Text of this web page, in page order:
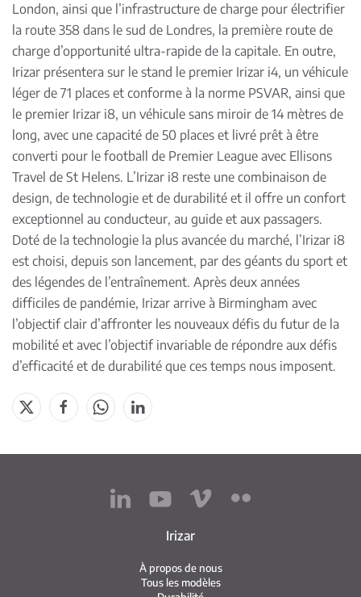
London, ainsi que l’infrastructure de charge pour électrifier
la route 358 dans le sud de Londres, la première route de
charge d’opportunité ultra-rapide de la capitale. En outre,
Irizar présentera sur le stand le premier Irizar i4, un véhicule
léger de 71 places et conforme à la norme PSVAR, ainsi que
le premier Irizar i8, un véhicule sans miroir de 14 mètres de
long, avec une capacité de 50 places et livré prêt à être
converti pour le football de Premier League avec Ellisons
Travel de St Helens. L’Irizar i8 reste une combinaison de
design, de technologie et de durabilité et il offre un confort
exceptionnel au conducteur, au guide et aux passagers.
Doté de la technologie la plus avancée du marché, l’Irizar i8
est choisi, depuis son lancement, par des géants du sport et
des légendes de l’entraînement. Après deux années
difficiles de pandémie, Irizar arrive à Birmingham avec
l’objectif clair d’affronter les nouveaux défis du futur de la
mobilité et avec l’objectif invariable de répondre aux défis
d’efficacité et de durabilité que ces temps nous imposent.
Irizar
À propos de nous
Tous les modèles